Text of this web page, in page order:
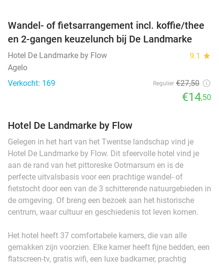
Wandel- of fietsarrangement incl. koffie/thee
en 2-gangen keuzelunch bij De Landmarke
Hotel De Landmarke by Flow 9.1 star
Agelo
Verkocht: 169
Regulier €27,50
€14,50
Hotel De Landmarke by Flow
Gelegen in het hart van het Twentse landschap vind je
Hotel De Landmarke by Flow. Dit sfeervolle hotel vind je
aan de rand van het pittoreske Ootmarsum en is de
perfecte uitvalsbasis voor een prachtige wandel- of
fietstocht door een van de 3 schitterende natuurgebieden in
de omgeving. Of breng een bezoek aan het historische
centrum, waar cultuur en geschiedenis tot leven komen.
Het hotel heeft 37 comfortabele kamers, die van alle
gemakken zijn voorzien. Elke kamer heeft fijne bedden, een
flatscreen-tv, gratis wifi, een luxe badkamer, prachtig